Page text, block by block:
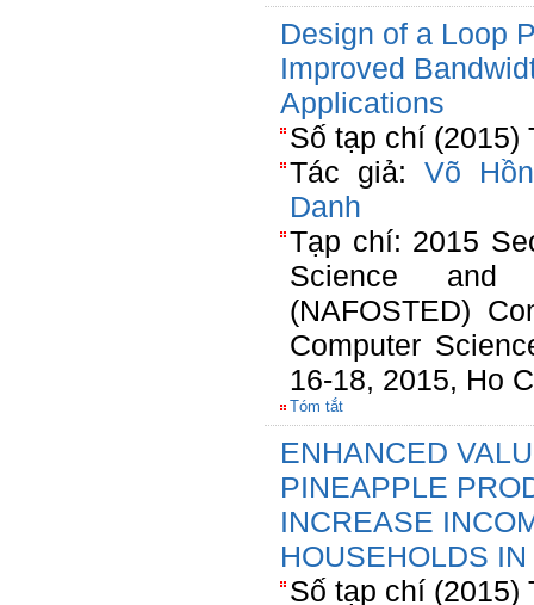
Design of a Loop
Improved
Applications
Số tạp chí (2015)
Tác giả: Võ
Danh
Tạp chí: 2015
Science and
(NAFOSTED)
Computer
16-18, 2015, Ho
Tóm tắt
ENHANCED
PINEAPPLE
INCREASE
HOUSEHOLDS
Số tạp chí (2015)